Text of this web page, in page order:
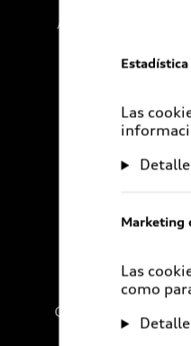
Audi Exclusive
Compañía
Las
Marketing
Las
como